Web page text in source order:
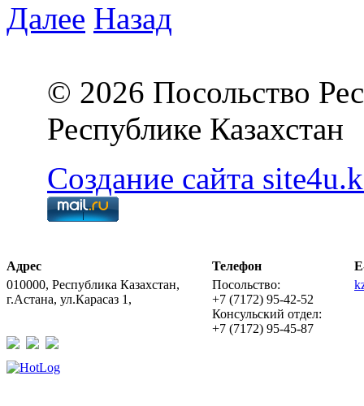
Далее Назад
© 2026 Посольство
Республике Казахстан
Создание сайта
Адрес
010000, Республика Казахстан,
г.Астана, ул.Карасаз 1,
Телефон
Посольство:
+7 (7172) 95-42-52
Консульский отдел:
+7 (7172) 95-45-87